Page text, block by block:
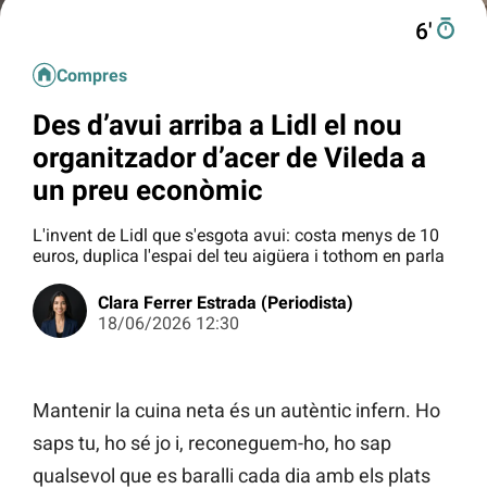
6′
Compres
Des d’avui arriba a Lidl el nou
organitzador d’acer de Vileda a
un preu econòmic
L'invent de Lidl que s'esgota avui: costa menys de 10
euros, duplica l'espai del teu aigüera i tothom en parla
Clara Ferrer Estrada (Periodista)
18/06/2026 12:30
Mantenir la cuina neta és un autèntic infern. Ho
saps tu, ho sé jo i, reconeguem-ho, ho sap
qualsevol que es baralli cada dia amb els plats